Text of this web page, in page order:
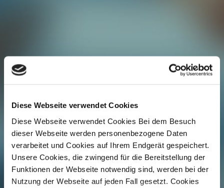
Diese Webseite verwendet Cookies
Diese Webseite verwendet Cookies Bei dem Besuch
dieser Webseite werden personenbezogene Daten
verarbeitet und Cookies auf Ihrem Endgerät gespeichert.
Unsere Cookies, die zwingend für die Bereitstellung der
Funktionen der Webseite notwendig sind, werden bei der
Nutzung der Webseite auf jeden Fall gesetzt. Cookies